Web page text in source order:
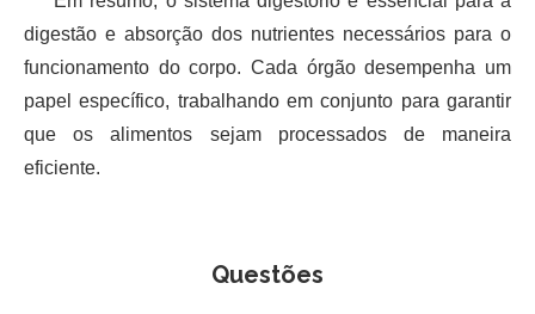
digestão e absorção dos nutrientes necessários para o
funcionamento do corpo. Cada órgão desempenha um
papel específico, trabalhando em conjunto para garantir
que os alimentos sejam processados de maneira
eficiente.
Questões